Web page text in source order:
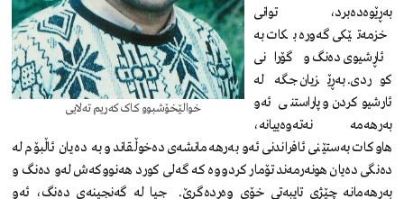
خوالێخۆشبوو کاک کەریم تەلایی
بەڕێوەدەبرد، توانی
خزمەتێکی گەورە بکات بە
ئاڕشیوی دەنگ و گۆرانی
کوردی. بەڕێزیان جگە لە
ئارشیوکردن و پاراستنی ئەو
بەرهەمە نەتەوەییانە،
هاوکات بەستێنی ئافراندنی ئەو بەرهەمانشەی دەخوڵقاند و بە دەیان ئاڵبۆم لە
دەنگی دەیان هونەرمەند تۆمار کردووە کە گەلی کورد هەنووکەش لەو دەنگ و
بەرهەمانە چێژی تایبەتی خۆی وەردەگرێ. جیا لە گەنجینەی دەنگ، ئەو